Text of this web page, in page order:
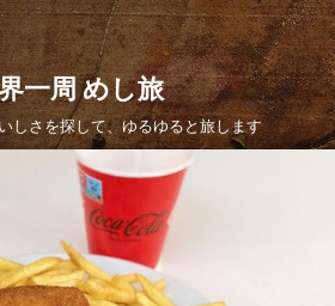
一周 めし旅
しさを探して、ゆるゆると旅します